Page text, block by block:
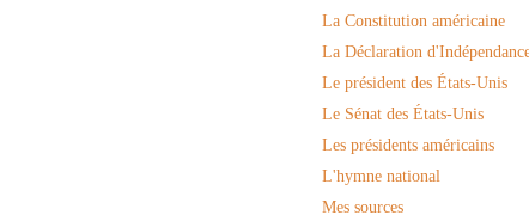
La Constitution américaine
La Déclaration
Le président des États-Unis
Le Sénat des États-Unis
Les présidents américains
L'hymne national
Mes sources